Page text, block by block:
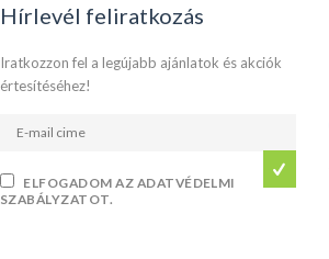
Hírlevél feliratkozás
Iratkozzon fel a legújabb ajánlatok és akciók
értesítéséhez!
ELFOGADOM AZ ADATVÉDELMI
SZABÁLYZATOT.